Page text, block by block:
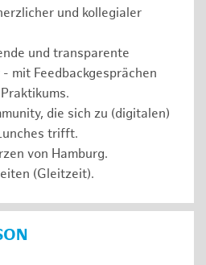
und kollegialer
und transparente
mit Feedbackgesprächen
die sich zu (digitalen)
trifft.
von Hamburg.
(Gleitzeit).